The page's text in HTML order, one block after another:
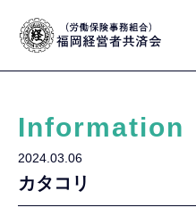
Information
2024.03.06
カタコリ